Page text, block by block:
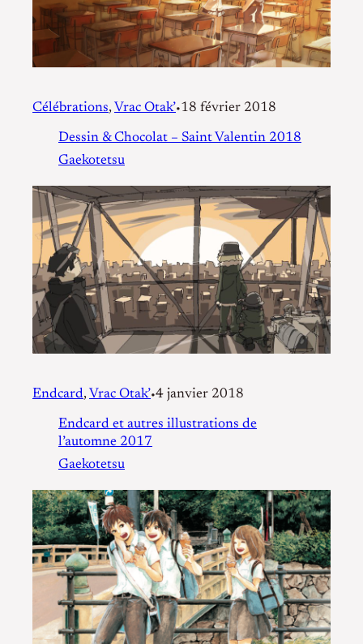
Célébrations, Vrac Otak’•18 février 2018
Dessin & Chocolat – Saint Valentin 2018
Gaekotetsu
Endcard, Vrac Otak’•4 janvier 2018
Endcard et autres illustrations de
l’automne 2017
Gaekotetsu